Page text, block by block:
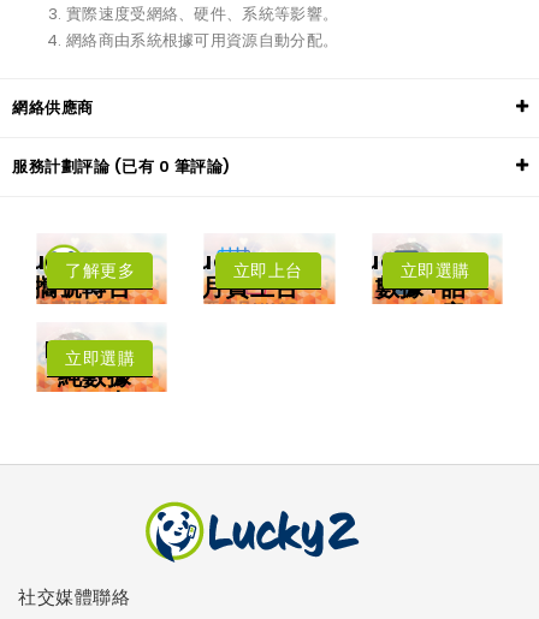
實際速度受網絡、硬件、系統等影響。
網絡商由系統根據可用資源自動分配。
網絡供應商
服務計劃評論 (已有 0 筆評論)
LuckySIM
攜號轉台
年卡費用低至每
了解更多 LuckySIM
月費上台
低至每月HK$8
立即上台 LuckySIM
數據+話
音
立即選購
Lucky2
純數據
卡
碼
立即選購
社交媒體聯絡